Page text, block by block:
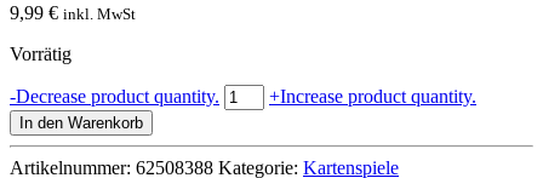
9,99 € inkl. MwSt
Vorrätig
-Decrease product quantity. Natural
Games
Karten
+Increase product quantity.
In den Warenkorb
Artikelnummer: 62508388 Kategorie: Kartenspiele